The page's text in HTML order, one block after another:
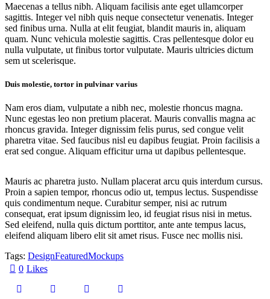
Maecenas a tellus nibh. Aliquam facilisis ante eget ullamcorper
sagittis. Integer vel nibh quis neque consectetur venenatis. Integer
sed finibus urna. Nulla at elit feugiat, blandit mauris in, aliquam
quam. Nunc vehicula molestie sagittis. Cras pellentesque dolor eu
nulla vulputate, ut finibus tortor vulputate. Mauris ultricies dictum
sem ut scelerisque.
Duis molestie, tortor in pulvinar varius
Nam eros diam, vulputate a nibh nec, molestie rhoncus magna.
Nunc egestas leo non pretium placerat. Mauris convallis magna ac
rhoncus gravida. Integer dignissim felis purus, sed congue velit
pharetra vitae. Sed faucibus nisl eu dapibus feugiat. Proin facilisis a
erat sed congue. Aliquam efficitur urna ut dapibus pellentesque.
Mauris ac pharetra justo. Nullam placerat arcu quis interdum cursus.
Proin a sapien tempor, rhoncus odio ut, tempus lectus. Suspendisse
quis condimentum neque. Curabitur semper, nisi ac rutrum
consequat, erat ipsum dignissim leo, id feugiat risus nisi in metus.
Sed eleifend, nulla quis dictum porttitor, ante ante tempus lacus,
eleifend aliquam libero elit sit amet risus. Fusce nec mollis nisi.
Tags: DesignFeaturedMockups
0 Likes